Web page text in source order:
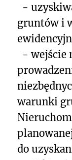
-
gruntów i
- wejście
warunki
do